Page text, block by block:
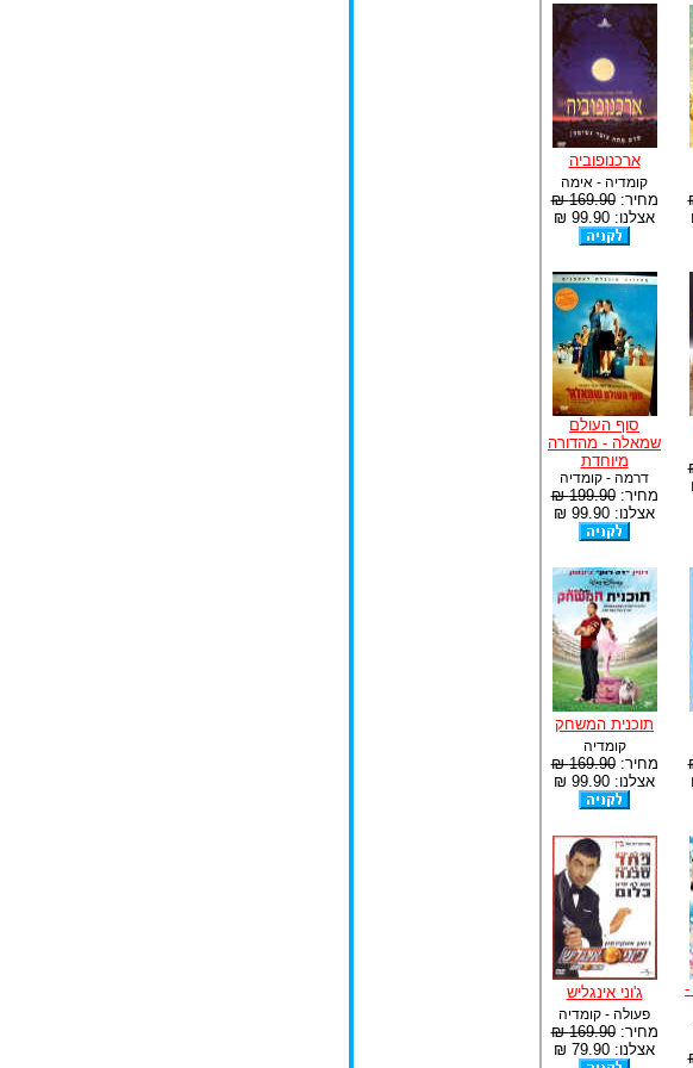
ארכנופוביה
קומדיה - אימה
מחיר:169.90 ₪
אצלנו: 99.90 ₪
סוף העולם
שמאלה - מהדורה
מיוחדת
דרמה - קומדיה
מחיר:199.90 ₪
אצלנו: 99.90 ₪
תוכנית המשחק
קומדיה
מחיר:169.90 ₪
אצלנו: 99.90 ₪
-
ג'וני אינגליש
פעולה - קומדיה
מחיר:169.90 ₪
אצלנו: 79.90 ₪